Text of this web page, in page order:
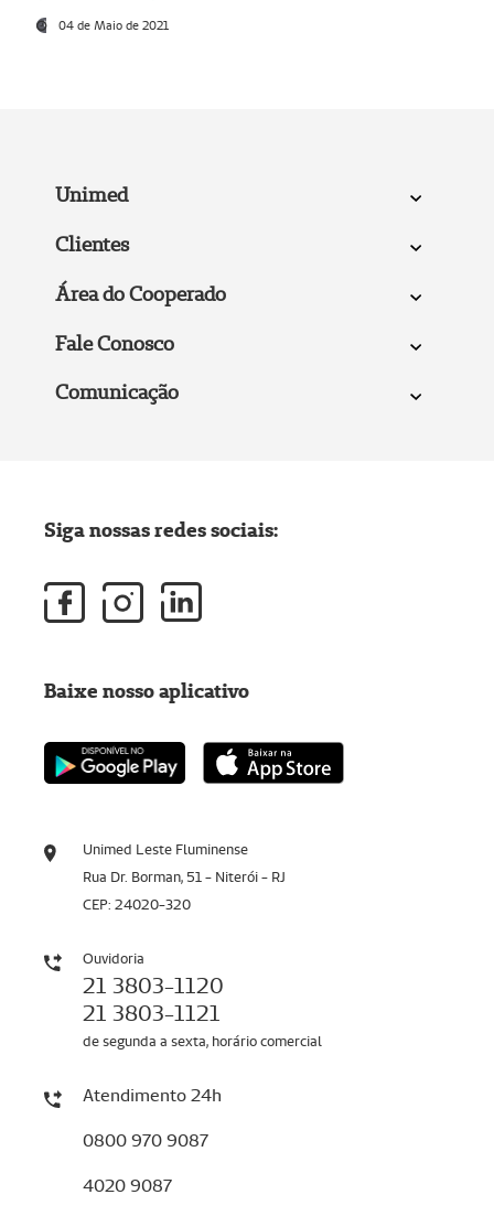
04 de Maio de 2021
Unimed
Clientes
Área do Cooperado
Fale Conosco
Comunicação
Unimed Leste Fluminense
Rua Dr. Borman, 51 - Niterói - RJ
CEP: 24020-320
Ouvidoria
21 3803-1120
21 3803-1121
de segunda a sexta, horário comercial
Atendimento 24h
0800 970 9087
4020 9087
Siga nossas redes sociais:
Baixe nosso aplicativo